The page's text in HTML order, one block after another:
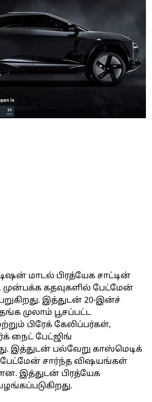
மாடல் பிரத்யேக சாட்டின்
முன்பக்க கதவுகளில் பேட்மேன்
இத்துடன் 20-இன்ச்
முலாம் பூசப்பட்ட
பிரேக் கேலிப்பர்கள்,
நைட் பேட்ஜிங்
இத்துடன் பல்வேறு காஸ்மெடிக்
பேட்மேன் சார்ந்த விஷயங்கள்
இத்துடன் பிரத்யேக